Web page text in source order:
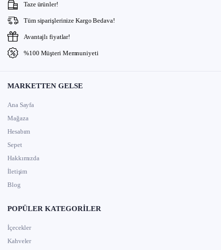
Taze ürünler!
Tüm siparişlerinize Kargo Bedava!
Avantajlı fiyatlar!
%100 Müşteri Memnuniyeti
MARKETTEN GELSE
Ana Sayfa
Mağaza
Hesabım
Sepet
Hakkımızda
İletişim
Blog
POPÜLER KATEGORILER
İçecekler
Kahveler